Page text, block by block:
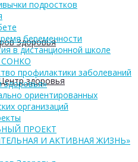
Здоровья
здоровья
подростков
беременности
в дистанционной школе
СОНКО
профилактики заболеваний
здоровья»
ориентированных
организаций
ПРОЕКТ
И АКТИВНАЯ ЖИЗНЬ»